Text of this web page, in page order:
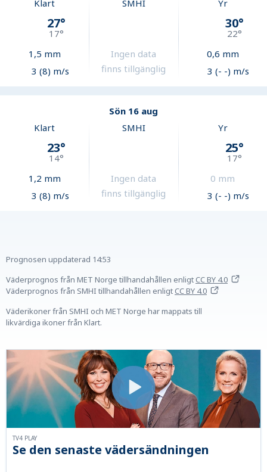
Klart
27°
17°
1,5 mm
3 (8) m/s
SMHI
Ingen data
finns tillgänglig
Yr
30°
22°
0,6 mm
3 (- -) m/s
Sön 16 aug
Klart
23°
14°
1,2 mm
3 (8) m/s
SMHI
Ingen data
finns tillgänglig
Yr
25°
17°
0 mm
3 (- -) m/s
Prognosen uppdaterad 14:53
Väderprognos från MET Norge tillhandahållen enligtCC BY 4.0
Väderprognos från SMHI tillhandahållen enligtCC BY 4.0
Väderikoner från SMHI och MET Norge har mappats till
likvärdiga ikoner från Klart.
Se den senaste vädersändningen
TV4 PLAY